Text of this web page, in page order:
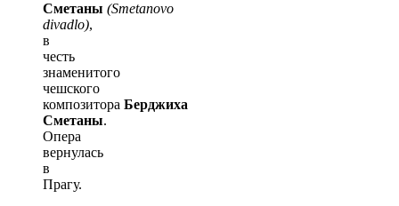
Сметаны (Smetanovo
divadlo),
в
честь
знаменитого
чешского
композитора Берджиха
Сметаны.
Опера
вернулась
в
Прагу.